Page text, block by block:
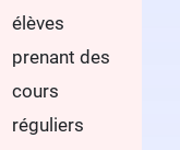
élèves
prenant des
cours
réguliers